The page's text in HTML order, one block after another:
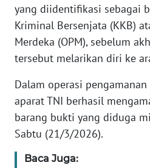
yang diidentifikasi sebagai
Kriminal Bersenjata (KKB)
Merdeka (OPM), sebelum
tersebut melarikan diri ke
Dalam operasi
aparat TNI berhasil
barang bukti yang diduga
Sabtu (21/3/2026).
Baca Juga:
WN
SUMUT
WN
JAKARTA
JABAR
WN